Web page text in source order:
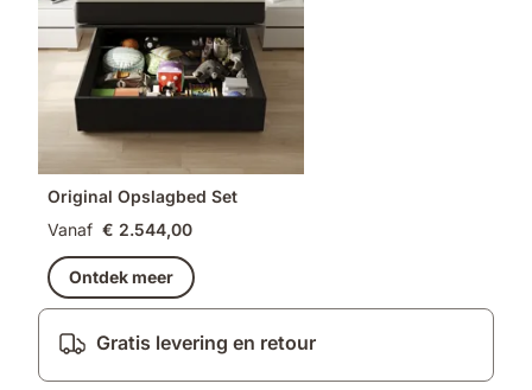
Original Opslagbed Set
Vanaf € 2.544,00
Ontdek meer
Gratis levering en retour